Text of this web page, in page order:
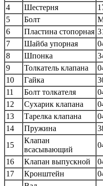
4
Шестерня
5
Болт
6
Пластина стопорная
7
Шайба упорная
8
Шпонка
9
Толкатель клапана
10
Гайка
11
Болт толкателя
12
Сухарик клапана
13
Тарелка клапана
14
Пружина
15
Клапан
всасывающий
16
Клапан выпускной
17
Кронштейн